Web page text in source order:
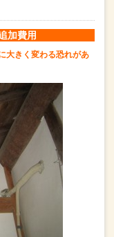
加費用
大きく変わる恐れがあ